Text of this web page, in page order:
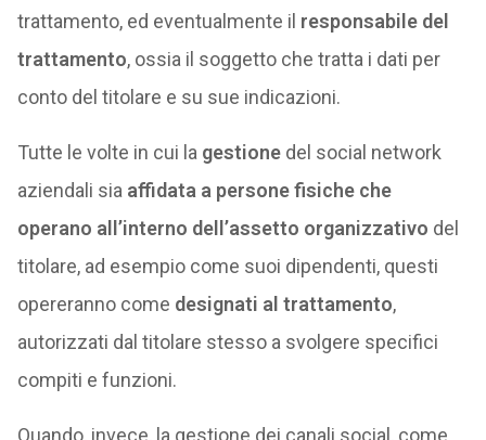
trattamento, ed eventualmente il responsabile del
trattamento, ossia il soggetto che tratta i dati per
conto del titolare e su sue indicazioni.
Tutte le volte in cui la gestionedel social network
aziendali sia affidata a persone fisiche che
operano all’interno dell’assetto organizzativo del
titolare, ad esempio come suoi dipendenti, questi
opereranno come designati al trattamento,
autorizzati dal titolare stesso a svolgere specifici
compiti e funzioni.
Quando, invece, la gestione dei canali social, come